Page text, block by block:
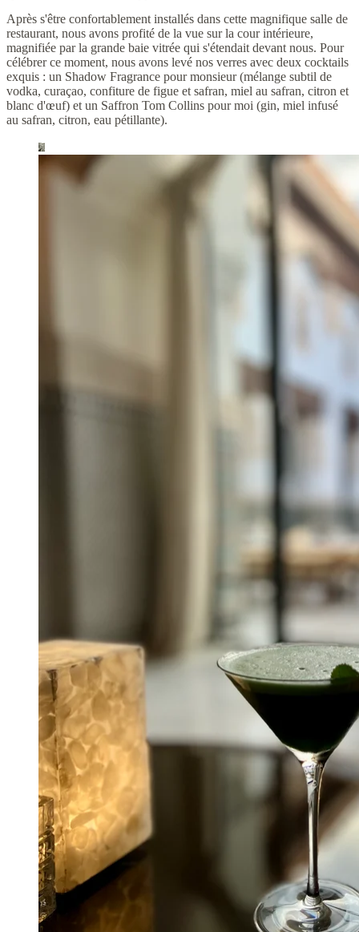
Après s'être confortablement installés dans cette magnifique salle de
restaurant, nous avons profité de la vue sur la cour intérieure,
magnifiée par la grande baie vitrée qui s'étendait devant nous. Pour
célébrer ce moment, nous avons levé nos verres avec deux cocktails
exquis : un Shadow Fragrance pour monsieur (mélange subtil de
vodka, curaçao, confiture de figue et safran, miel au safran, citron et
blanc d'œuf) et un Saffron Tom Collins pour moi (gin, miel infusé
au safran, citron, eau pétillante).